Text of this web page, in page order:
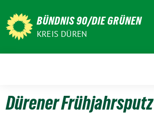
zum
Inhalt
BÜNDNIS 90/DIE GRÜNEN
KREIS DÜREN
Dürener Frühjahrsputz